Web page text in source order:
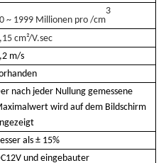
Ionen-Monitor
~ 1999 Millionen pro /cm
3
cm²/V.sec
m/s
nach jeder Nullung gemessene
wird auf dem Bildschirm
als ± 15%
und eingebauter